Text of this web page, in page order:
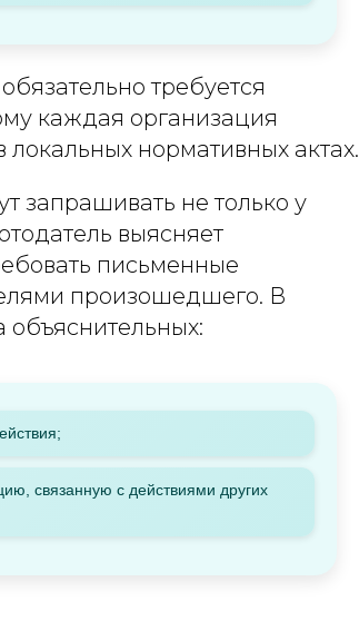
требуется
каждая организация
локальных нормативных актах.
запрашивать не только у
выясняет
письменные
произошедшего. В
объяснительных:
связанную с действиями других